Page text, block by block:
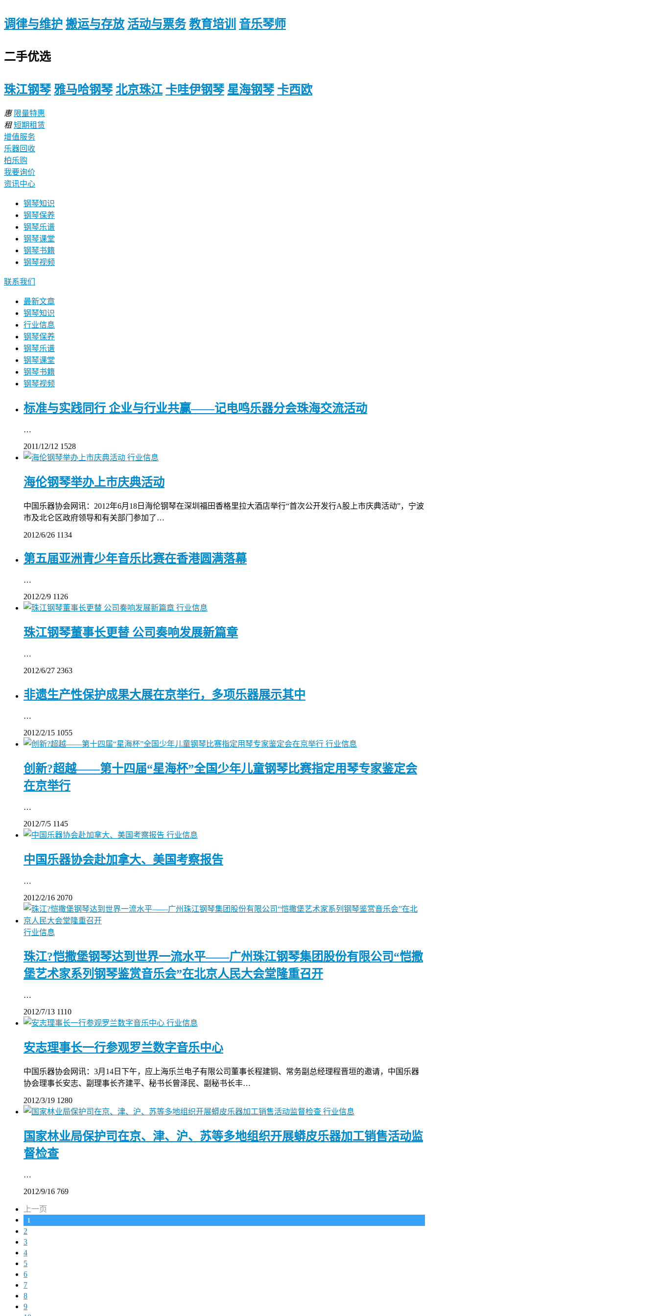
调律与维护 搬运与存放 活动与票务 教育培训 音乐琴师
二手优选
珠江钢琴 雅马哈钢琴 北京珠江 卡哇伊钢琴 星海钢琴 卡西欧
惠 限量特惠
租 短期租赁
增值服务
乐器回收
柏乐购
我要询价
资讯中心
钢琴知识
钢琴保养
钢琴乐谱
钢琴课堂
钢琴书籍
钢琴视频
联系我们
最新文章
钢琴知识
行业信息
钢琴保养
钢琴乐谱
钢琴课堂
钢琴书籍
钢琴视频
标准与实践同行 企业与行业共赢——记电鸣乐器分会珠海交流活动
…
2011/12/12 1528
行业信息
海伦钢琴举办上市庆典活动
中国乐器协会网讯：2012年6月18日海伦钢琴在深圳福田香格里拉大酒店举行“首次公开发行A股上市庆典活动”，宁波
市及北仑区政府领导和有关部门参加了…
2012/6/26 1134
第五届亚洲青少年音乐比赛在香港圆满落幕
…
2012/2/9 1126
行业信息
珠江钢琴董事长更替 公司奏响发展新篇章
…
2012/6/27 2363
非遗生产性保护成果大展在京举行，多项乐器展示其中
…
2012/2/15 1055
行业信息
创新?超越——第十四届“星海杯”全国少年儿童钢琴比赛指定用琴专家鉴定会
在京举行
…
2012/7/5 1145
行业信息
中国乐器协会赴加拿大、美国考察报告
…
2012/2/16 2070
行业信息
珠江?恺撒堡钢琴达到世界一流水平——广州珠江钢琴集团股份有限公司“恺撒
堡艺术家系列钢琴鉴赏音乐会”在北京人民大会堂隆重召开
…
2012/7/13 1110
行业信息
安志理事长一行参观罗兰数字音乐中心
中国乐器协会网讯：3月14日下午，应上海乐兰电子有限公司董事长程建铜、常务副总经理程晋垣的邀请，中国乐器
协会理事长安志、副理事长齐建平、秘书长曾泽民、副秘书长丰…
2012/3/19 1280
行业信息
国家林业局保护司在京、津、沪、苏等多地组织开展蟒皮乐器加工销售活动监
督检查
…
2012/9/16 769
上一页
1
2
3
4
5
6
7
8
9